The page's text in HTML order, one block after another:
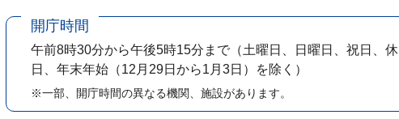
開庁時間
午前8時30分から午後5時15分まで （土曜日、日曜日、祝日、休
日、年末年始（12月29日から1月3日）を除く）
※一部、開庁時間の異なる機関、施設があります。